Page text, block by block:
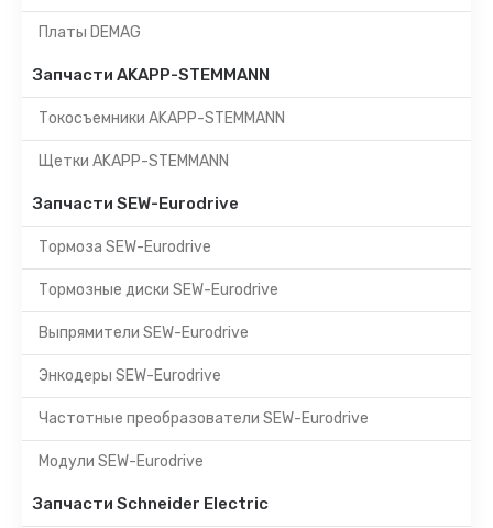
Платы DEMAG
Запчасти AKAPP-STEMMANN
Токосъемники AKAPP-STEMMANN
Щетки AKAPP-STEMMANN
Запчасти SEW-Eurodrive
Тормоза SEW-Eurodrive
Тормозные диски SEW-Eurodrive
Выпрямители SEW-Eurodrive
Энкодеры SEW-Eurodrive
Частотные преобразователи SEW-Eurodrive
Модули SEW-Eurodrive
Запчасти Schneider Electric